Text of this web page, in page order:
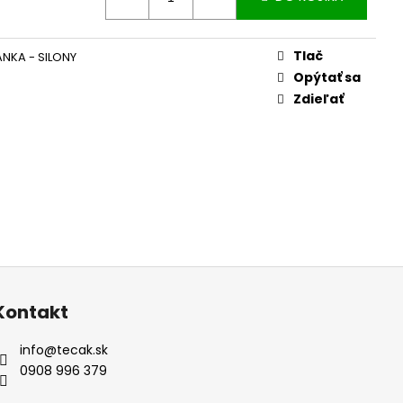
- SILONY
Tlač
Opýtať sa
Zdieľať
info@tecak.sk
0908 996 379